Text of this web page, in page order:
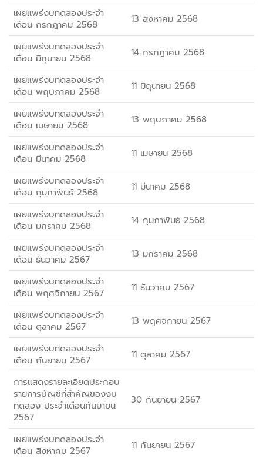
เผยแพร่งบทดลองประจำ
เดือน กรกฏาคม 2568
13 สิงหาคม 2568
เผยแพร่งบทดลองประจำ
เดือน มิถุนายน 2568
14 กรกฎาคม 2568
เผยแพร่งบทดลองประจำ
เดือน พฤษภาคม 2568
11 มิถุนายน 2568
เผยแพร่งบทดลองประจำ
เดือน เมษายน 2568
13 พฤษภาคม 2568
เผยแพร่งบทดลองประจำ
เดือน มีนาคม 2568
11 เมษายน 2568
เผยแพร่งบทดลองประจำ
เดือน กุมภาพันธ์ 2568
11 มีนาคม 2568
เผยแพร่งบทดลองประจำ
เดือน มกราคม 2568
14 กุมภาพันธ์ 2568
เผยแพร่งบทดลองประจำ
เดือน ธันวาคม 2567
13 มกราคม 2568
เผยแพร่งบทดลองประจำ
เดือน พฤศจิกายน 2567
11 ธันวาคม 2567
เผยแพร่งบทดลองประจำ
เดือน ตุลาคม 2567
13 พฤศจิกายน 2567
เผยแพร่งบทดลองประจำ
เดือน กันยายน 2567
11 ตุลาคม 2567
การแสดงรายละเอียดประกอบ
รายการบัญชีที่สำคัญของงบ
ทดลอง ประจำเดือนกันยายน
2567
30 กันยายน 2567
เผยแพร่งบทดลองประจำ
เดือน สิงหาคม 2567
11 กันยายน 2567